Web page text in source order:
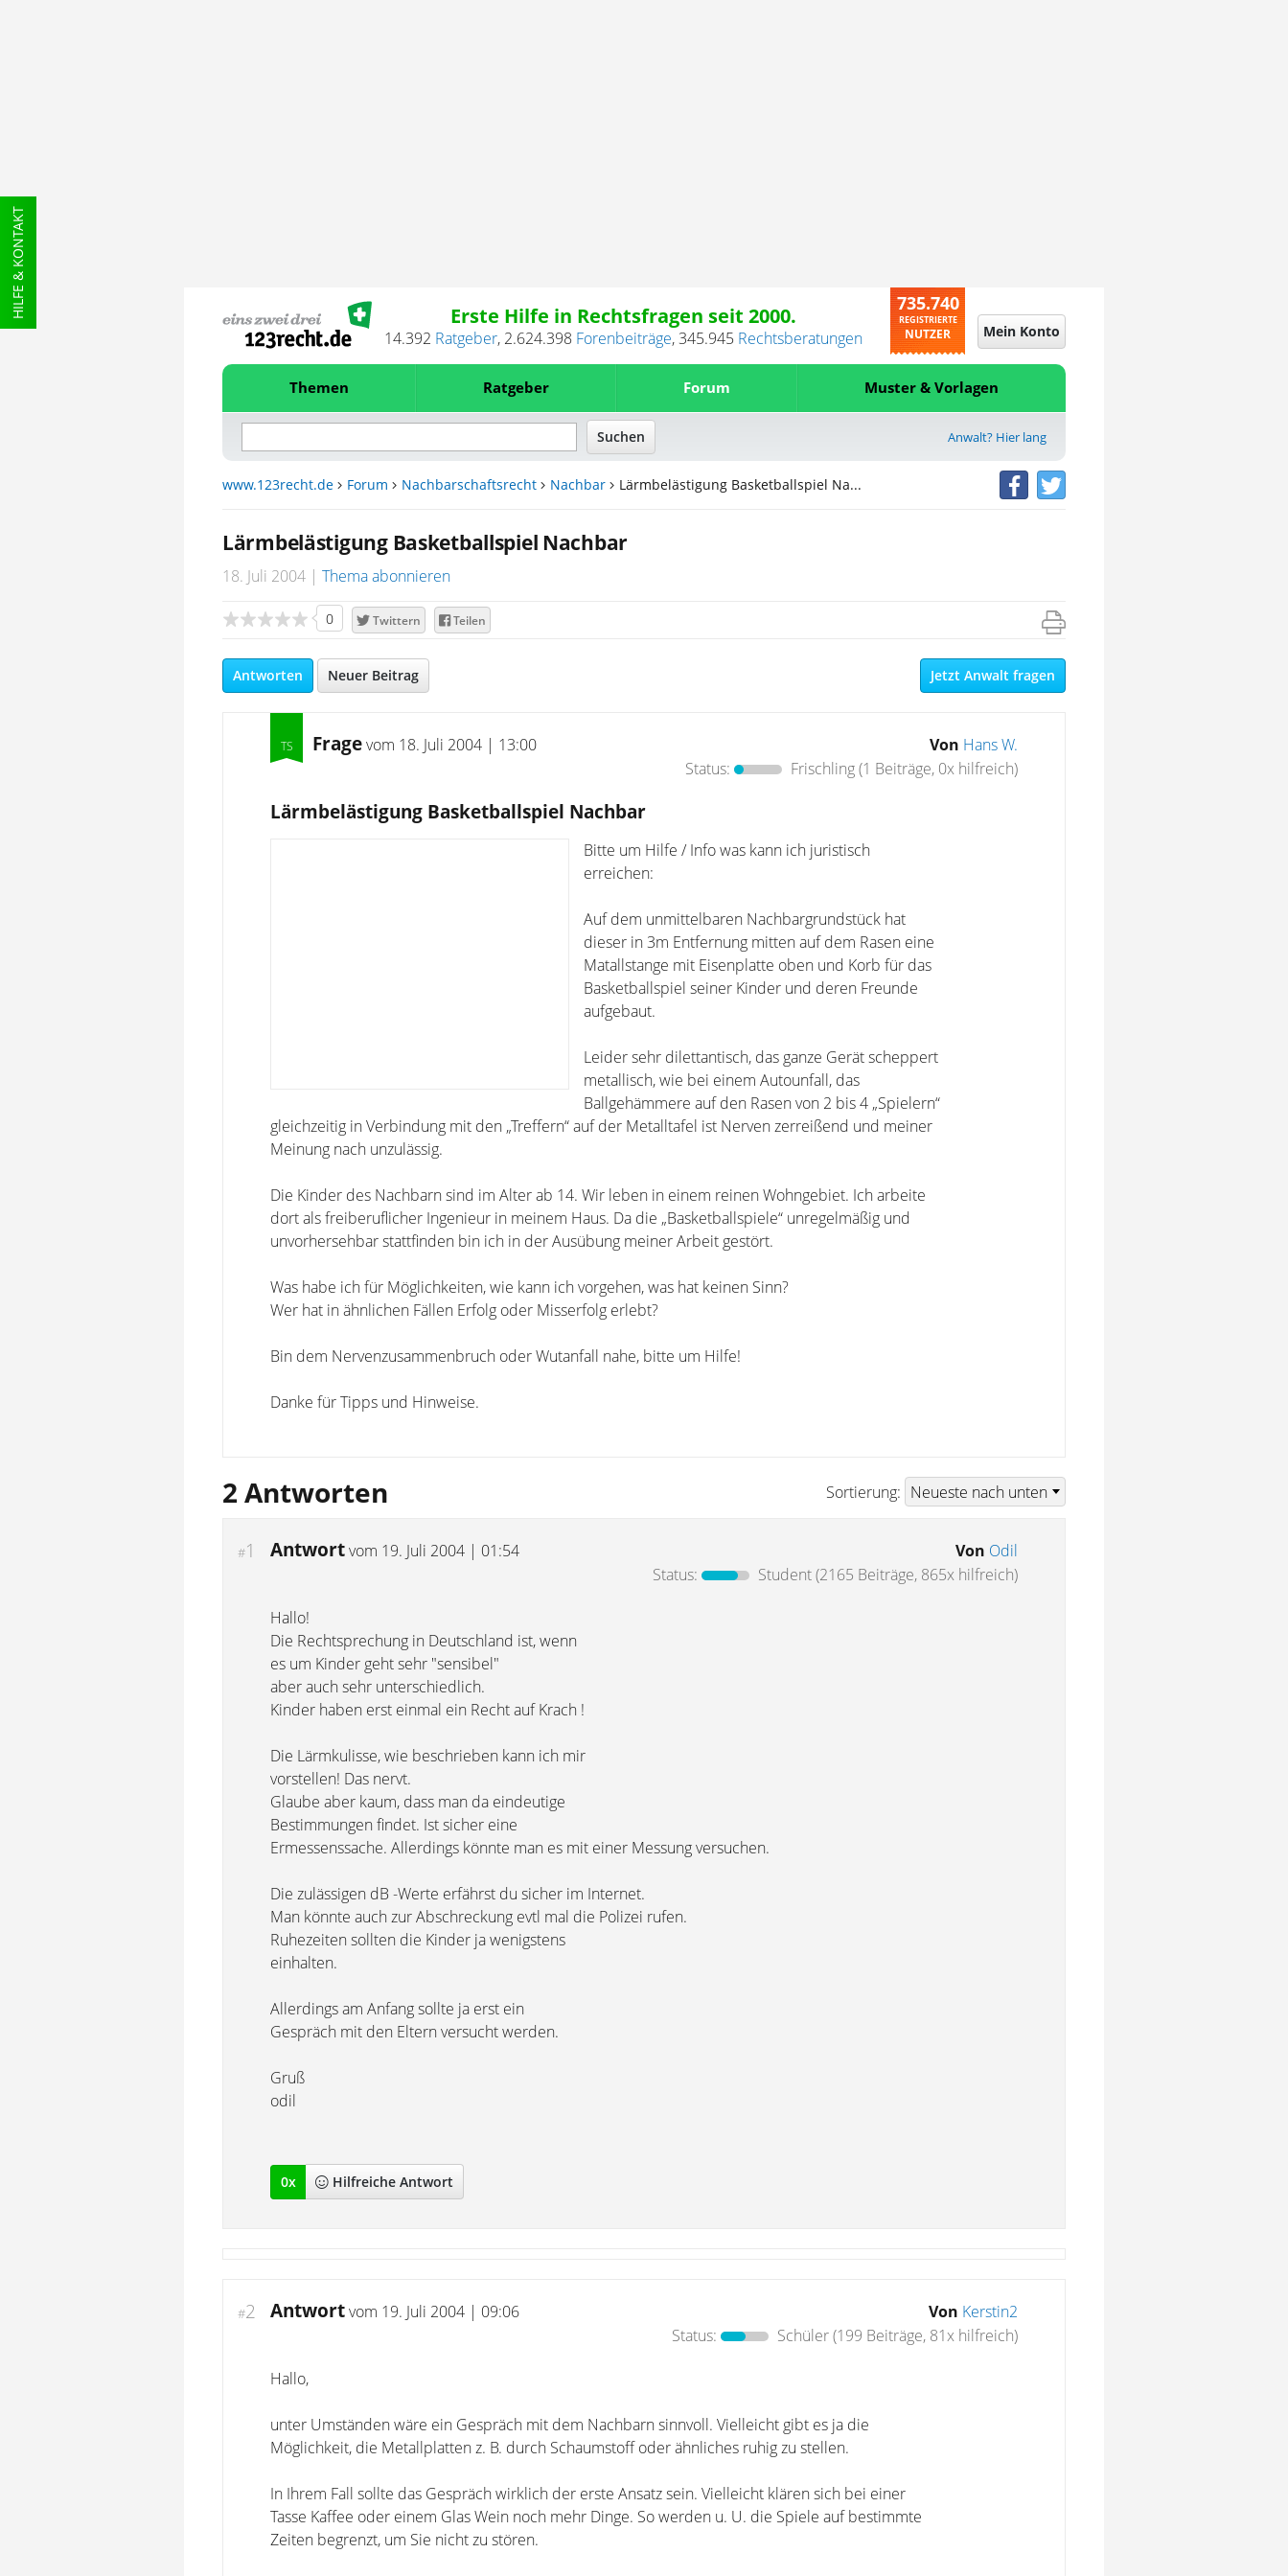
HILFE & KONTAKT Erste Hilfe in Rechtsfragen seit 2000.
14.392 Ratgeber, 2.624.398 Forenbeiträge,345.945 Rechtsberatungen
735.740
REGISTRIERTE
NUTZER Mein Konto
Themen Ratgeber Forum Muster & Vorlagen
Anwalt? Hier lang
www.123recht.de Forum Nachbarschaftsrecht Nachbar Lärmbelästigung Basketballspiel Na...
Lärmbelästigung Basketballspiel Nachbar
18. Juli 2004 Thema abonnieren
0 Twittern Teilen
Antworten Neuer Beitrag Jetzt Anwalt fragen
Fragevom 18. Juli 2004 | 13:00 Von Hans W.
Status:
Frischling(1 Beiträge, 0x hilfreich)
Lärmbelästigung Basketballspiel Nachbar
Bitte um Hilfe / Info was kann ich juristisch
erreichen:
Auf dem unmittelbaren Nachbargrundstück hat
dieser in 3m Entfernung mitten auf dem Rasen eine
Matallstange mit Eisenplatte oben und Korb für das
Basketballspiel seiner Kinder und deren Freunde
aufgebaut.
Leider sehr dilettantisch, das ganze Gerät scheppert
metallisch, wie bei einem Autounfall, das
Ballgehämmere auf den Rasen von 2 bis 4 „Spielern“
gleichzeitig in Verbindung mit den „Treffern“ auf der Metalltafel ist Nerven zerreißend und meiner
Meinung nach unzulässig.
Die Kinder des Nachbarn sind im Alter ab 14. Wir leben in einem reinen Wohngebiet. Ich arbeite
dort als freiberuflicher Ingenieur in meinem Haus. Da die „Basketballspiele“ unregelmäßig und
unvorhersehbar stattfinden bin ich in der Ausübung meiner Arbeit gestört.
Was habe ich für Möglichkeiten, wie kann ich vorgehen, was hat keinen Sinn?
Wer hat in ähnlichen Fällen Erfolg oder Misserfolg erlebt?
Bin dem Nervenzusammenbruch oder Wutanfall nahe, bitte um Hilfe!
Danke für Tipps und Hinweise.
2 Antworten Sortierung:
#1 Antwortvom 19. Juli 2004 | 01:54 Von Odil
Status:
Student(2165 Beiträge, 865x hilfreich)
Hallo!
Die Rechtsprechung in Deutschland ist, wenn
es um Kinder geht sehr "sensibel"
aber auch sehr unterschiedlich.
Kinder haben erst einmal ein Recht auf Krach !
Die Lärmkulisse, wie beschrieben kann ich mir
vorstellen! Das nervt.
Glaube aber kaum, dass man da eindeutige
Bestimmungen findet. Ist sicher eine
Ermessenssache. Allerdings könnte man es mit einer Messung versuchen.
Die zulässigen dB -Werte erfährst du sicher im Internet.
Man könnte auch zur Abschreckung evtl mal die Polizei rufen.
Ruhezeiten sollten die Kinder ja wenigstens
einhalten.
Allerdings am Anfang sollte ja erst ein
Gespräch mit den Eltern versucht werden.
Gruß
odil
0x Hilfreiche Antwort
#2 Antwortvom 19. Juli 2004 | 09:06 Von Kerstin2
Status:
Schüler(199 Beiträge, 81x hilfreich)
Hallo,
unter Umständen wäre ein Gespräch mit dem Nachbarn sinnvoll. Vielleicht gibt es ja die
Möglichkeit, die Metallplatten z. B. durch Schaumstoff oder ähnliches ruhig zu stellen.
In Ihrem Fall sollte das Gespräch wirklich der erste Ansatz sein. Vielleicht klären sich bei einer
Tasse Kaffee oder einem Glas Wein noch mehr Dinge. So werden u. U. die Spiele auf bestimmte
Zeiten begrenzt, um Sie nicht zu stören.